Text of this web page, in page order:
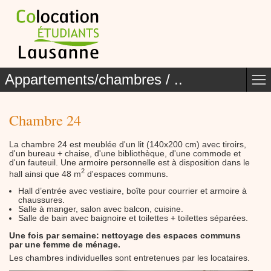
Appartements/chambres / ..
Chambre 24
La chambre 24 est meublée d'un lit (140x200 cm) avec tiroirs,
d'un bureau + chaise, d'une bibliothèque, d'une commode et
d'un fauteuil. Une armoire personnelle est à disposition dans le
hall ainsi que 48 m2 d'espaces communs.
Hall d’entrée avec vestiaire, boîte pour courrier et armoire à
chaussures.
Salle à manger, salon avec balcon, cuisine.
Salle de bain avec baignoire et toilettes + toilettes séparées.
Une fois par semaine: nettoyage des espaces communs
par une femme de ménage.
Les chambres individuelles sont entretenues par les locataires.